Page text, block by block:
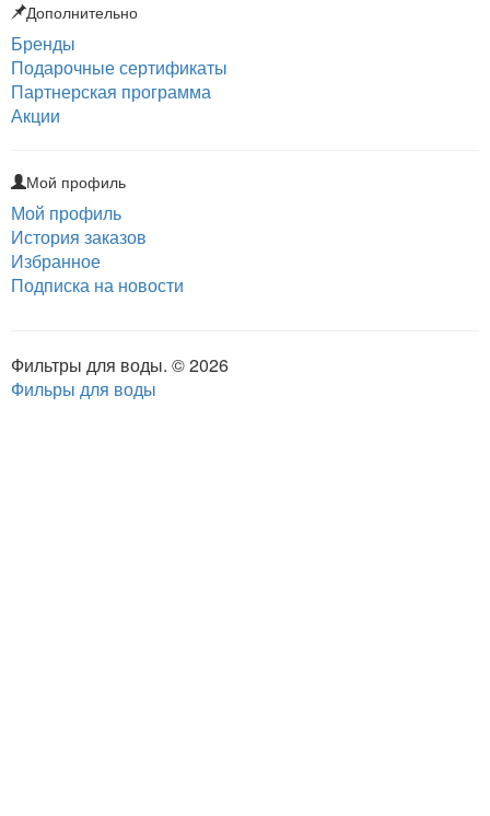
Дополнительно
Бренды
Подарочные сертификаты
Партнерская программа
Акции
Мой профиль
Мой профиль
История заказов
Избранное
Подписка на новости
Фильтры для воды. © 2026
Фильры для воды